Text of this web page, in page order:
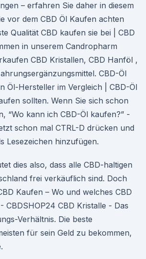
– erfahren Sie daher in diesem
vor dem CBD Öl Kaufen achten
Qualität CBD kaufen sie bei | CBD
in unserem Candropharm
CBD Kristallen, CBD Hanföl ,
CBD-Öl
Öl-Hersteller im Vergleich | CBD-Öl
sollten. Wenn Sie sich schon
“Wo kann ich CBD-Öl kaufen?” -
schon mal CTRL-D drücken und
Lesezeichen hinzufügen.
dies also, dass alle CBD-haltigen
frei verkäuflich sind. Doch
Kaufen – Wo und welches CBD
CBDSHOP24 CBD Kristalle - Das
Verhältnis. Die beste
für sein Geld zu bekommen,